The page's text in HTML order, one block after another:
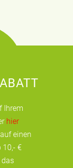
Ihrem
hier
einen
10,- €